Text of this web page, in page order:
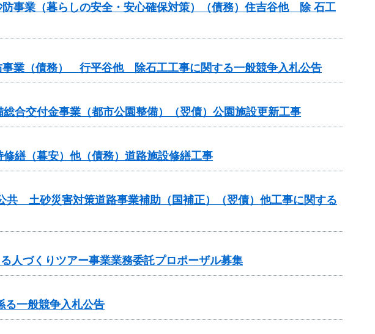
事業（暮らしの安全・安心確保対策）（債務）住吉谷他 除 石工
事業（債務） 行平谷他 除石工工事に関する一般競争入札公告
合交付金事業（都市公園整備）（翌債）公園施設更新工事
繕（暮安）他（債務）道路施設修繕工事
共 土砂災害対策道路事業補助（国補正）（翌債）他工事に関する
人づくりツアー事業業務委託プロポーザル募集
る一般競争入札公告